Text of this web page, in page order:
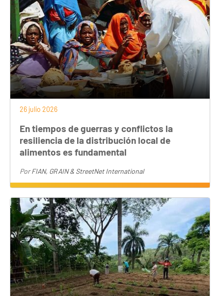
26 julio 2026
En tiempos de guerras y conflictos la
resiliencia de la distribución local de
alimentos es fundamental
PorFIAN, GRAIN & StreetNet International